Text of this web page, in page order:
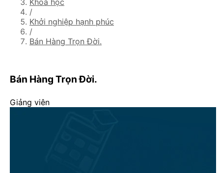
Khoá học
/
Khởi nghiệp hạnh phúc
/
Bán Hàng Trọn Đời.
Bán Hàng Trọn Đời.
Giảng viên